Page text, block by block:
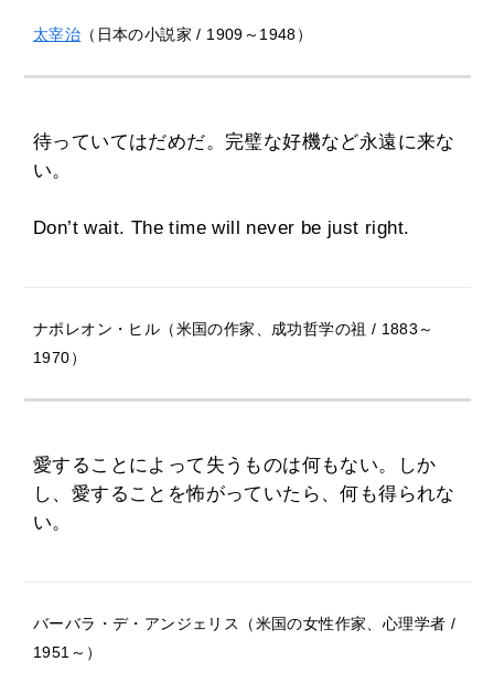
太宰治 （日本の小説家 / 1909～1948）
待っていてはだめだ。完璧な好機など永遠に来な
い。
Don’t wait. The time will never be just right.
ナポレオン・ヒル（米国の作家、成功哲学の祖 / 1883～
1970）
愛することによって失うものは何もない。しか
し、愛することを怖がっていたら、何も得られな
い。
バーバラ・デ・アンジェリス（米国の女性作家、心理学者 /
1951～）